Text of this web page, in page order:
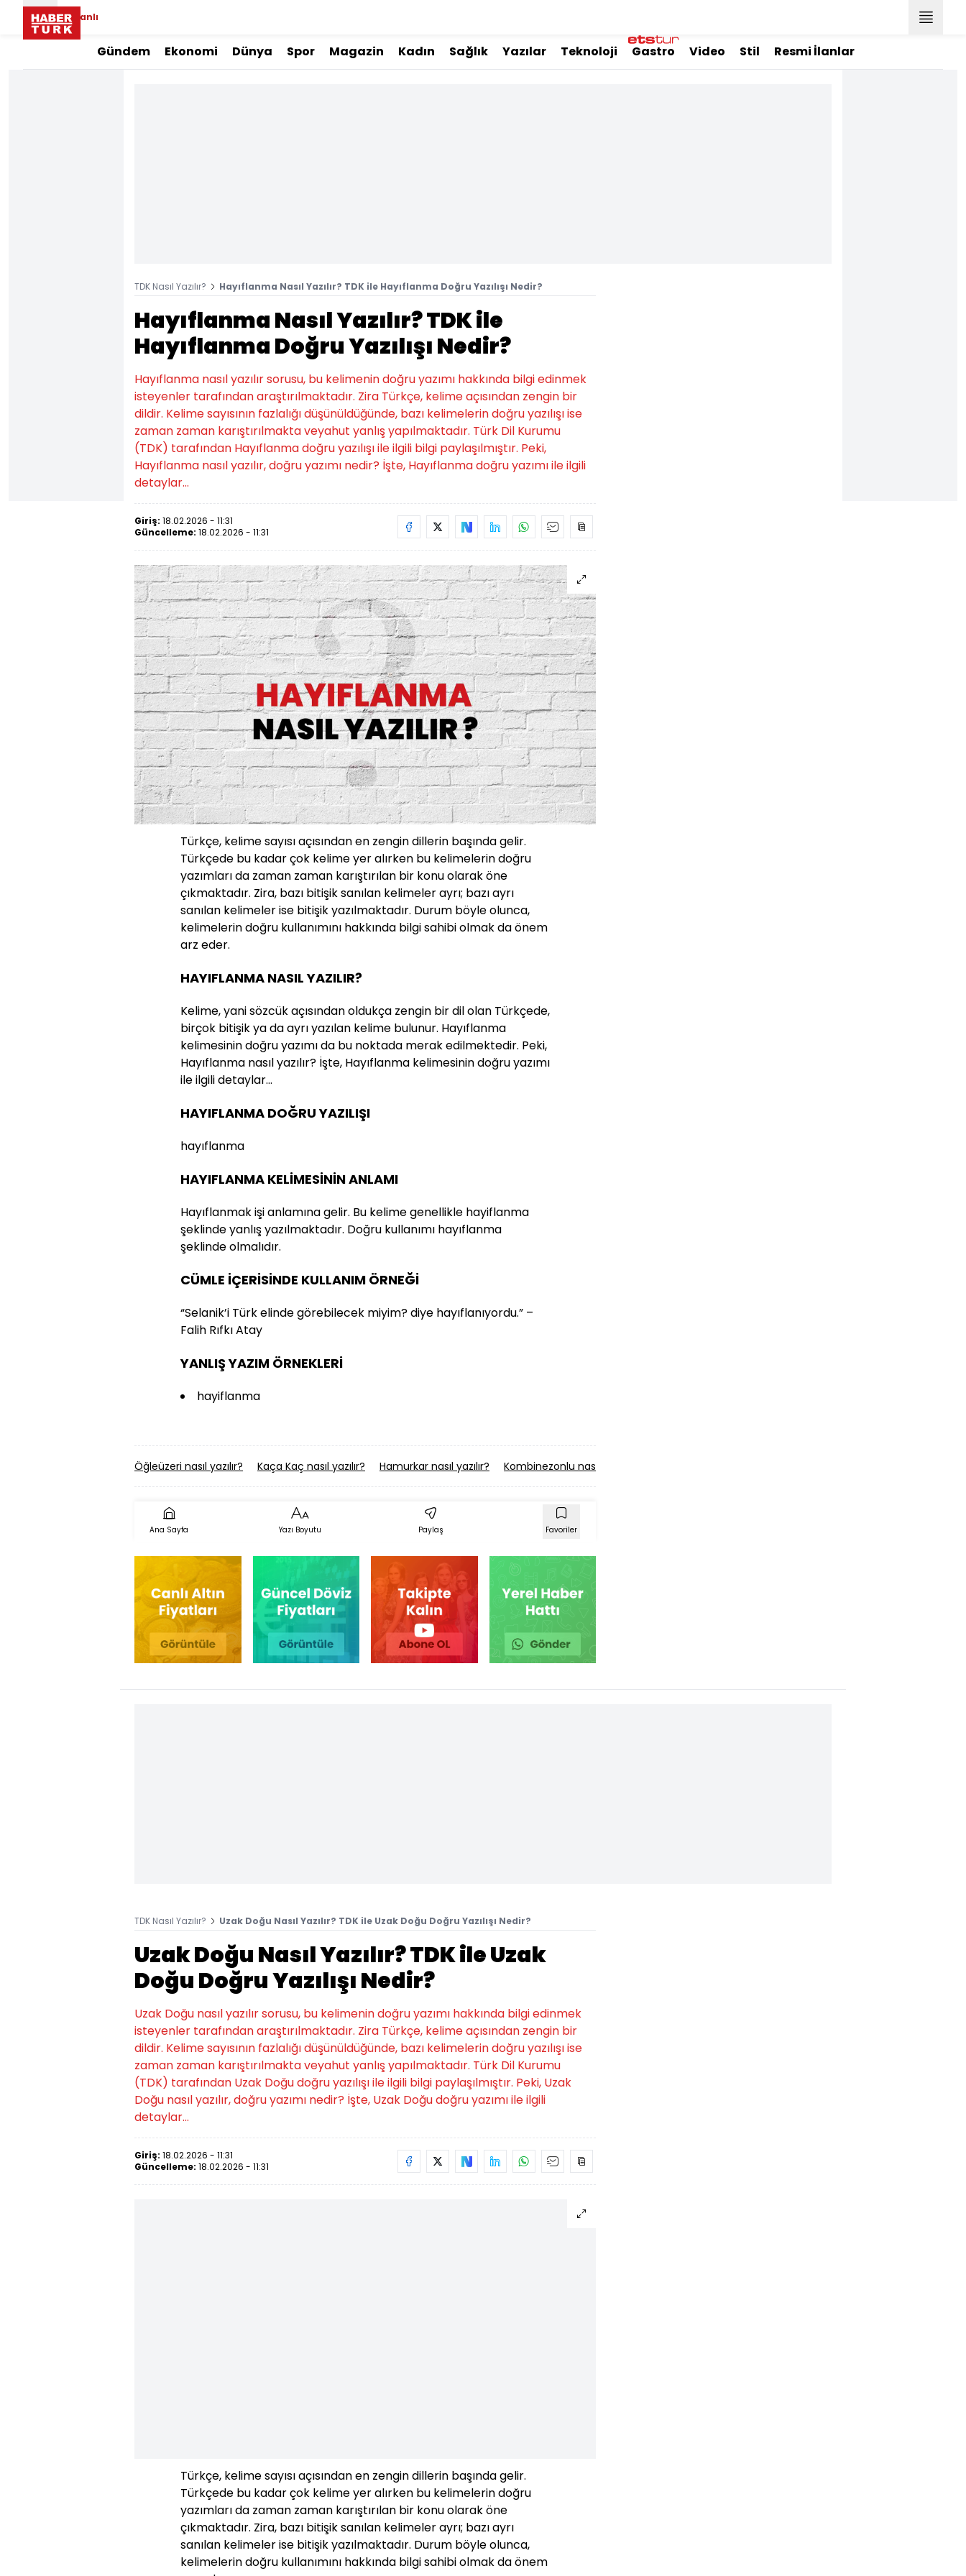
Canlı
Gündem Ekonomi Dünya Spor Magazin Kadın Sağlık Yazılar Teknoloji Gastro Video Stil Resmi İlanlar
TDK Nasıl Yazılır? Hayıflanma Nasıl Yazılır? TDK ile Hayıflanma Doğru Yazılışı Nedir?
Hayıflanma Nasıl Yazılır? TDK ile
Hayıflanma Doğru Yazılışı Nedir?
Hayıflanma nasıl yazılır sorusu, bu kelimenin doğru yazımı hakkında bilgi edinmek
isteyenler tarafından araştırılmaktadır. Zira Türkçe, kelime açısından zengin bir
dildir. Kelime sayısının fazlalığı düşünüldüğünde, bazı kelimelerin doğru yazılışı ise
zaman zaman karıştırılmakta veyahut yanlış yapılmaktadır. Türk Dil Kurumu
(TDK) tarafından Hayıflanma doğru yazılışı ile ilgili bilgi paylaşılmıştır. Peki,
Hayıflanma nasıl yazılır, doğru yazımı nedir? İşte, Hayıflanma doğru yazımı ile ilgili
detaylar...
Giriş: 18.02.2026 - 11:31
Güncelleme: 18.02.2026 - 11:31
Türkçe, kelime sayısı açısından en zengin dillerin başında gelir.
Türkçede bu kadar çok kelime yer alırken bu kelimelerin doğru
yazımları da zaman zaman karıştırılan bir konu olarak öne
çıkmaktadır. Zira, bazı bitişik sanılan kelimeler ayrı; bazı ayrı
sanılan kelimeler ise bitişik yazılmaktadır. Durum böyle olunca,
kelimelerin doğru kullanımını hakkında bilgi sahibi olmak da önem
arz eder.
HAYIFLANMA NASIL YAZILIR?
Kelime, yani sözcük açısından oldukça zengin bir dil olan Türkçede,
birçok bitişik ya da ayrı yazılan kelime bulunur. Hayıflanma
kelimesinin doğru yazımı da bu noktada merak edilmektedir. Peki,
Hayıflanma nasıl yazılır? İşte, Hayıflanma kelimesinin doğru yazımı
ile ilgili detaylar…
HAYIFLANMA DOĞRU YAZILIŞI
hayıflanma
HAYIFLANMA KELİMESİNİN ANLAMI
Hayıflanmak işi anlamına gelir. Bu kelime genellikle hayiflanma
şeklinde yanlış yazılmaktadır. Doğru kullanımı hayıflanma
şeklinde olmalıdır.
CÜMLE İÇERİSİNDE KULLANIM ÖRNEĞİ
“Selanik’i Türk elinde görebilecek miyim? diye hayıflanıyordu.” –
Falih Rıfkı Atay
YANLIŞ YAZIM ÖRNEKLERİ
hayiflanma
Öğleüzeri nasıl yazılır? Kaça Kaç nasıl yazılır? Hamurkar nasıl yazılır? Kombinezonlu nasıl yazılır?
Ana Sayfa Yazı Boyutu Paylaş Favoriler
TDK Nasıl Yazılır? Uzak Doğu Nasıl Yazılır? TDK ile Uzak Doğu Doğru Yazılışı Nedir?
Uzak Doğu Nasıl Yazılır? TDK ile Uzak
Doğu Doğru Yazılışı Nedir?
Uzak Doğu nasıl yazılır sorusu, bu kelimenin doğru yazımı hakkında bilgi edinmek
isteyenler tarafından araştırılmaktadır. Zira Türkçe, kelime açısından zengin bir
dildir. Kelime sayısının fazlalığı düşünüldüğünde, bazı kelimelerin doğru yazılışı ise
zaman zaman karıştırılmakta veyahut yanlış yapılmaktadır. Türk Dil Kurumu
(TDK) tarafından Uzak Doğu doğru yazılışı ile ilgili bilgi paylaşılmıştır. Peki, Uzak
Doğu nasıl yazılır, doğru yazımı nedir? İşte, Uzak Doğu doğru yazımı ile ilgili
detaylar...
Giriş: 18.02.2026 - 11:31
Güncelleme: 18.02.2026 - 11:31
Türkçe, kelime sayısı açısından en zengin dillerin başında gelir.
Türkçede bu kadar çok kelime yer alırken bu kelimelerin doğru
yazımları da zaman zaman karıştırılan bir konu olarak öne
çıkmaktadır. Zira, bazı bitişik sanılan kelimeler ayrı; bazı ayrı
sanılan kelimeler ise bitişik yazılmaktadır. Durum böyle olunca,
kelimelerin doğru kullanımını hakkında bilgi sahibi olmak da önem